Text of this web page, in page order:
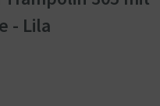
- Lila